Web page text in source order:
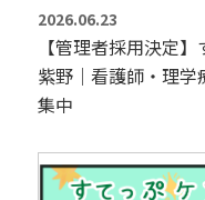
2026.06.23
【管理者採用決定
紫野｜看護師・理
集中